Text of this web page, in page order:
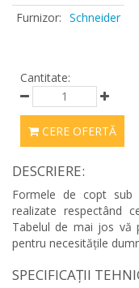
Furnizor: Schneider
Cantitate:
CERE OFERTĂ
DESCRIERE:
Formele de copt sub
realizate respectând
Tabelul de mai jos vă
pentru necesitățile
SPECIFICAȚII